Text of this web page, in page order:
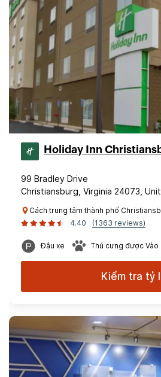
Holiday Inn
99 Bradley Drive
Christiansburg, Virginia 24073,
Cách trung tâm thành phố
4.40
(1363 reviews)
Đậu xe Thú cưng được Vào
Kiểm tra tỷ